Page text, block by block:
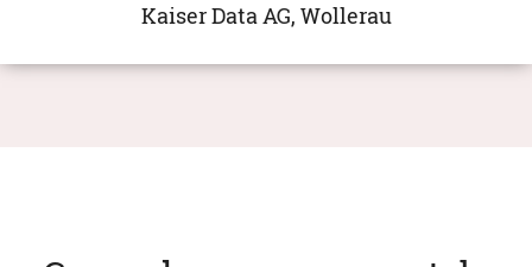
Kaiser Data AG, Wollerau